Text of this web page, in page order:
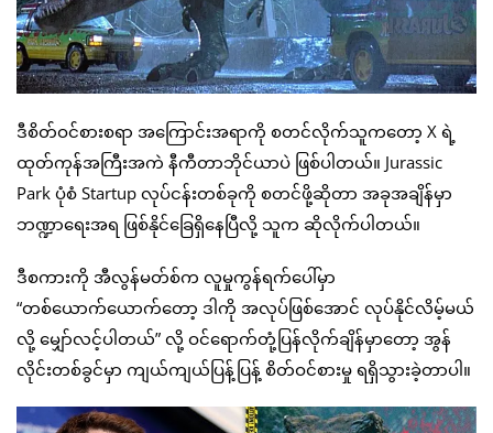
ဒီစိတ်ဝင်စားစရာ အကြောင်းအရာကို စတင်လိုက်သူကတော့ X ရဲ့
ထုတ်ကုန်အကြီးအကဲ နီကီတာဘိုင်ယာပဲ ဖြစ်ပါတယ်။ Jurassic
Park ပုံစံ Startup လုပ်ငန်းတစ်ခုကို စတင်ဖို့ဆိုတာ အခုအချိန်မှာ
ဘဏ္ဍာရေးအရ ဖြစ်နိုင်ခြေရှိနေပြီလို့ သူက ဆိုလိုက်ပါတယ်။
ဒီစကားကို အီလွန်မတ်စ်က လူမှုကွန်ရက်ပေါ်မှာ
“တစ်ယောက်ယောက်တော့ ဒါကို အလုပ်ဖြစ်အောင် လုပ်နိုင်လိမ့်မယ်
လို့ မျှော်လင့်ပါတယ်” လို့ ဝင်ရောက်တုံ့ပြန်လိုက်ချိန်မှာတော့ အွန်
လိုင်းတစ်ခွင်မှာ ကျယ်ကျယ်ပြန့်ပြန့် စိတ်ဝင်စားမှု ရရှိသွားခဲ့တာပါ။